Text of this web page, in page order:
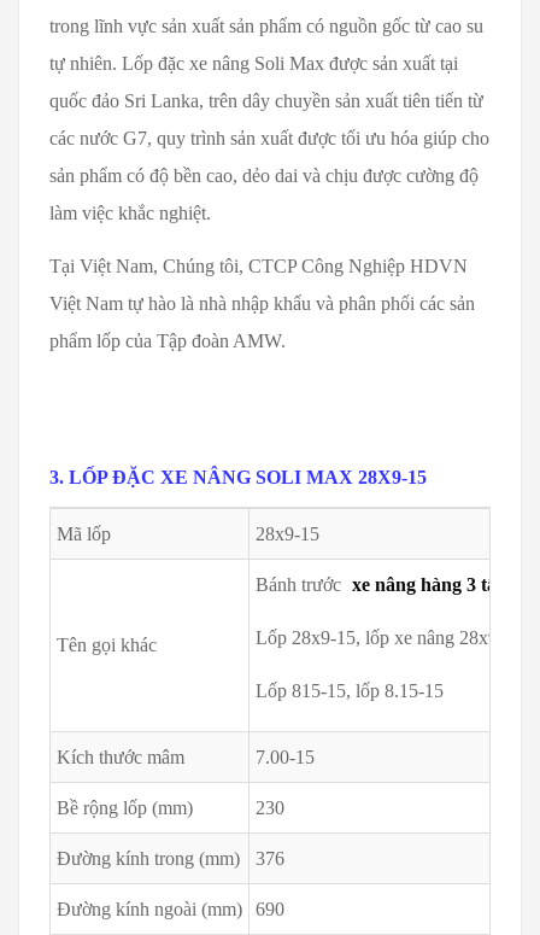
trong lĩnh vực sản xuất sản phẩm có nguồn gốc từ cao su
tự nhiên. Lốp đặc xe nâng Soli Max được sản xuất tại
quốc đảo Sri Lanka, trên dây chuyền sản xuất tiên tiến từ
các nước G7, quy trình sản xuất được tối ưu hóa giúp cho
sản phẩm có độ bền cao, dẻo dai và chịu được cường độ
làm việc khắc nghiệt.
Tại Việt Nam, Chúng tôi, CTCP Công Nghiệp HDVN
Việt Nam tự hào là nhà nhập khẩu và phân phối các sản
phẩm lốp của Tập đoàn AMW.
3. LỐP ĐẶC XE NÂNG SOLI MAX 28X9-15
Mã lốp 28x9-15
Tên gọi khác
Bánh trước xe nâng hàng 3 tấn
Lốp 28x9-15, lốp xe nâng 28x9-15,
Lốp 815-15, lốp 8.15-15
Kích thước mâm 7.00-15
Bề rộng lốp (mm) 230
Đường kính trong (mm) 376
Đường kính ngoài (mm) 690